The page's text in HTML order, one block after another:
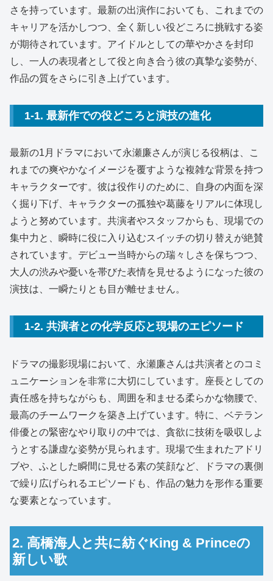
さを持っています。最新の出演作においても、これまでの
キャリアを活かしつつ、全く新しい役どころに挑戦する姿
が期待されています。アイドルとしての華やかさを封印
し、一人の表現者として役と向き合う彼の真摯な姿勢が、
作品の質をさらに引き上げています。
1-1. 最新作での役どころと演技の進化
最新の1月ドラマにおいて永瀬廉さんが演じる役柄は、こ
れまでの爽やかなイメージを覆すような複雑な背景を持つ
キャラクターです。彼は役作りのために、自身の内面を深
く掘り下げ、キャラクターの孤独や葛藤をリアルに体現し
ようと努めています。共演者やスタッフからも、現場での
集中力と、瞬時に役に入り込むスイッチの切り替えが絶賛
されています。デビュー当時からの瑞々しさを保ちつつ、
大人の渋みや憂いを帯びた表情を見せるようになった彼の
演技は、一瞬たりとも目が離せません。
1-2. 共演者との化学反応と現場のエピソード
ドラマの撮影現場において、永瀬廉さんは共演者とのコミ
ュニケーションを非常に大切にしています。座長としての
責任感を持ちながらも、周囲を和ませる柔らかな物腰で、
最高のチームワークを築き上げています。特に、ベテラン
俳優との緊密なやり取りの中では、貪欲に技術を吸収しよ
うとする謙虚な姿勢が見られます。現場で生まれたアドリ
ブや、ふとした瞬間に見せる素の笑顔など、ドラマの裏側
で繰り広げられるエピソードも、作品の魅力を形作る重要
な要素となっています。
2. 高橋海人と共に紡ぐKing & Princeの
新しい歌